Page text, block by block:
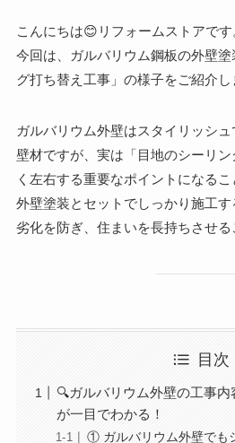
こんにちは😊リフォームストアです
今回は、ガルバリウム鋼板の外壁
グ打ち替え工事」の様子をご紹介し
ガルバリウム外壁はスタイリッシ
壁材ですが、実は「目地のシーリ
く左右する重要なポイントになる
外壁塗装とセットでしっかり施工
劣化を防ぎ、住まいを長持ちさせる
目次
🔍ガルバリウム外壁の工事
が一目でわかる！
① ガルバリウム外壁でも